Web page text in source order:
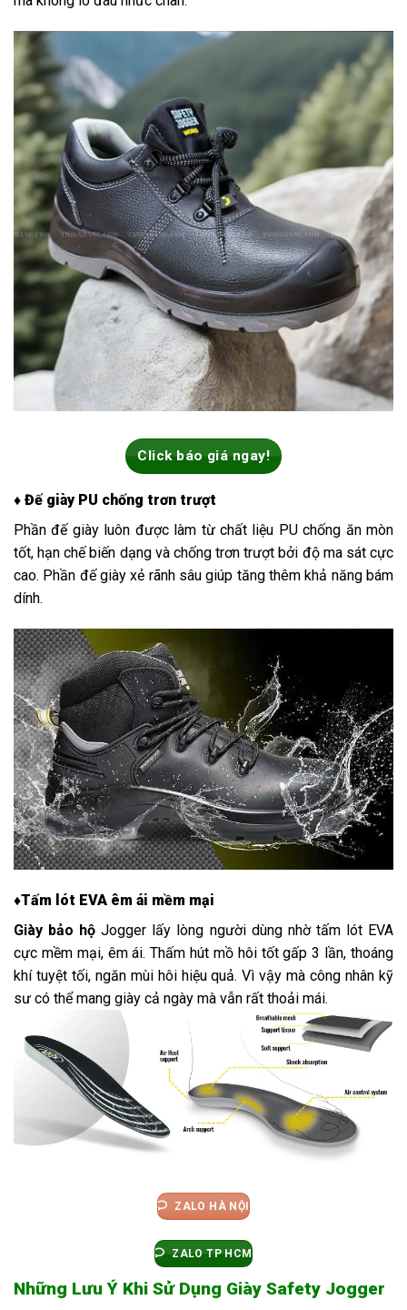
Click báo giá ngay!
♦ Đế giày PU chống trơn trượt
Phần đế giày luôn được làm từ chất liệu PU chống ăn mòn
tốt, hạn chế biến dạng và chống trơn trượt bởi độ ma sát cực
cao. Phần đế giày xẻ rãnh sâu giúp tăng thêm khả năng bám
dính.
♦Tấm lót EVA êm ái mềm mại
Giày bảo hộ Jogger lấy lòng người dùng nhờ tấm lót EVA
cực mềm mại, êm ái. Thấm hút mồ hôi tốt gấp 3 lần, thoáng
khí tuyệt tối, ngăn mùi hôi hiệu quả. Vì vậy mà công nhân kỹ
sư có thể mang giày cả ngày mà vẫn rất thoải mái.
ZALO HÀ NỘI
ZALO TP HCM
Những Lưu Ý Khi Sử Dụng Giày Safety Jogger